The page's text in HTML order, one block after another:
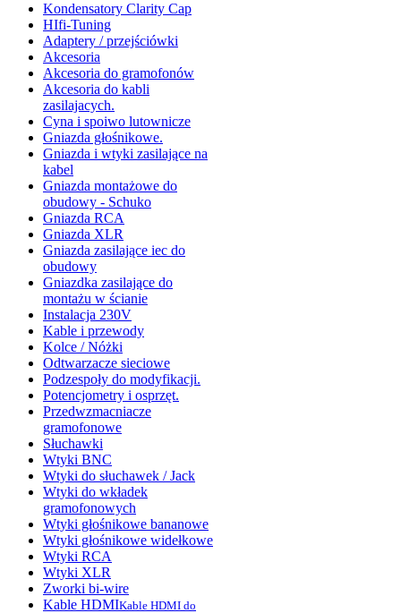
Kondensatory Clarity Cap
HIfi-Tuning
Adaptery / przejściówki
Akcesoria
Akcesoria do gramofonów
Akcesoria do kabli
zasilajacych.
Cyna i spoiwo lutownicze
Gniazda głośnikowe.
Gniazda i wtyki zasilające na
kabel
Gniazda montażowe do
obudowy - Schuko
Gniazda RCA
Gniazda XLR
Gniazda zasilające iec do
obudowy
Gniazdka zasilające do
montażu w ścianie
Instalacja 230V
Kable i przewody
Kolce / Nóżki
Odtwarzacze sieciowe
Podzespoły do modyfikacji.
Potencjometry i osprzęt.
Przedwzmacniacze
gramofonowe
Słuchawki
Wtyki BNC
Wtyki do słuchawek / Jack
Wtyki do wkładek
gramofonowych
Wtyki głośnikowe bananowe
Wtyki głośnikowe widełkowe
Wtyki RCA
Wtyki XLR
Zworki bi-wire
Kable HDMIKable HDMI do